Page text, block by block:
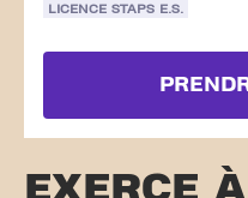
LICENCE STAPS E.S.
EXERCE À